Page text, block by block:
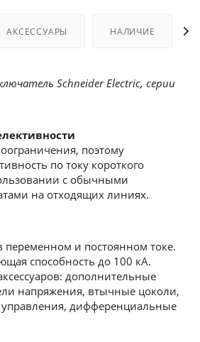
АКСЕССУАРЫ НАЛИЧИЕ
Schneider Electric, серии
поэтому
по току короткого
с обычными
на отходящих линиях.
переменном и постоянном токе.
способность до 100 кА.
дополнительные
напряжения, втычные цоколи,
дифференциальные